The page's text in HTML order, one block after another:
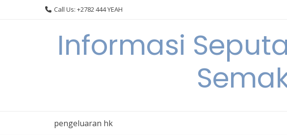
Call Us: +2782 444 YEAH
Informasi
pengeluaran hk